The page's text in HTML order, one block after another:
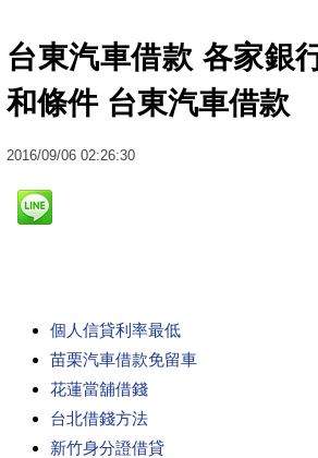
台東汽車借款 各家銀
和條件 台東汽車借款
2016/09/06 02:26:30
個人信貸利率最低
苗栗汽車借款免留車
花蓮當舖借錢
台北借錢方法
新竹身分證借貸